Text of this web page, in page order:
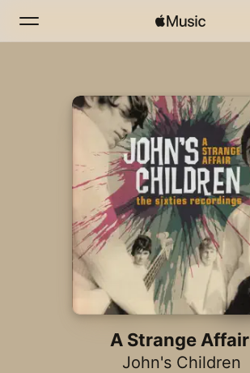
Accueil
Nouveautés
Radio
Installer Apple Music
A Strange Affair
John's Children